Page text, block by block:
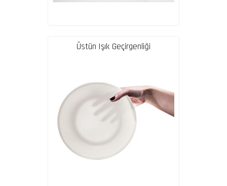
Üstün Işık Geçirgenliği